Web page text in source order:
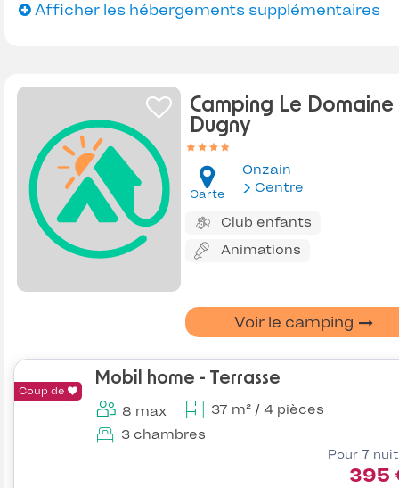
Afficher les hébergements supplémentaires
Camping Le
Dugny
Carte
Onzain
Centre
Club enfants
Animations
Voir le camping
Coup de
Mobil home - Terrasse
8 max
37 m² / 4 pièces
3 chambres
Pour 7
395